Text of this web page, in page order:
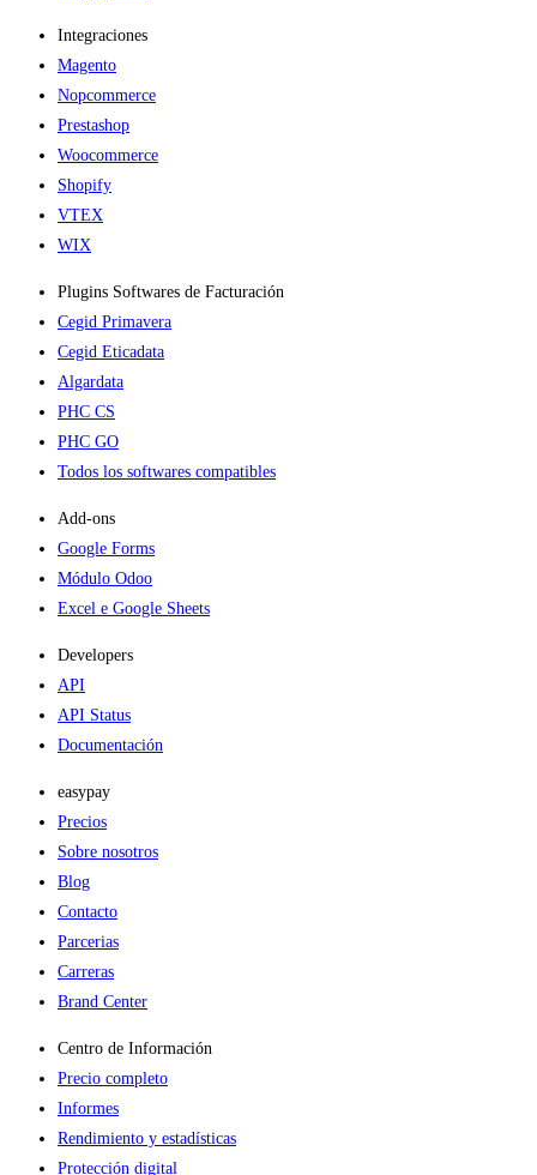
Integraciones
Magento
Nopcommerce
Prestashop
Woocommerce
Shopify
VTEX
WIX
Plugins Softwares de Facturación
Cegid Primavera
Cegid Eticadata
Algardata
PHC CS
PHC GO
Todos los softwares compatibles
Add-ons​
Google Forms
Módulo Odoo
Excel e Google Sheets
Developers
API
API Status
Documentación
easypay
Precios
Sobre nosotros
Blog
Contacto
Parcerias
Carreras
Brand Center
Centro de Información
Precio completo
Informes
Rendimiento y estadísticas
Protección digital